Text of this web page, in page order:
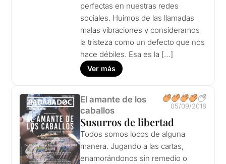
perfectas en nuestras redes
sociales. Huimos de las llamadas
malas vibraciones y consideramos
la tristeza como un defecto que nos
hace débiles. Esa es la […]
Ver más
El amante de los
caballos
05/09/2018
Susurros de libertad
Todos somos locos de alguna
manera. Jugando a las cartas,
enamorándonos sin remedio o